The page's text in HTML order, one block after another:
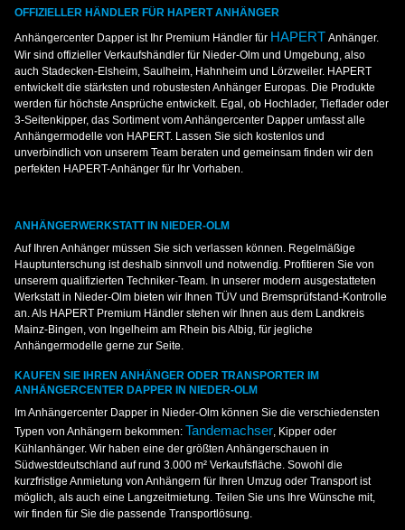
OFFIZIELLER HÄNDLER FÜR HAPERT ANHÄNGER
Anhängercenter Dapper ist Ihr Premium Händler für HAPERT Anhänger.
Wir sind offizieller Verkaufshändler für Nieder-Olm und Umgebung, also
auch Stadecken-Elsheim, Saulheim, Hahnheim und Lörzweiler. HAPERT
entwickelt die stärksten und robustesten Anhänger Europas. Die Produkte
werden für höchste Ansprüche entwickelt. Egal, ob Hochlader, Tieflader oder
3-Seitenkipper, das Sortiment vom Anhängercenter Dapper umfasst alle
Anhängermodelle von HAPERT. Lassen Sie sich kostenlos und
unverbindlich von unserem Team beraten und gemeinsam finden wir den
perfekten HAPERT-Anhänger für Ihr Vorhaben.
ANHÄNGERWERKSTATT IN NIEDER-OLM
Auf Ihren Anhänger müssen Sie sich verlassen können. Regelmäßige
Hauptunterschung ist deshalb sinnvoll und notwendig. Profitieren Sie von
unserem qualifizierten Techniker-Team. In unserer modern ausgestatteten
Werkstatt in Nieder-Olm bieten wir Ihnen TÜV und Bremsprüfstand-Kontrolle
an. Als HAPERT Premium Händler stehen wir Ihnen aus dem Landkreis
Mainz-Bingen, von Ingelheim am Rhein bis Albig, für jegliche
Anhängermodelle gerne zur Seite.
KAUFEN SIE IHREN ANHÄNGER ODER TRANSPORTER IM
ANHÄNGERCENTER DAPPER IN NIEDER-OLM
Im Anhängercenter Dapper in Nieder-Olm können Sie die verschiedensten
Typen von Anhängern bekommen: Tandemachser, Kipper oder
Kühlanhänger. Wir haben eine der größten Anhängerschauen in
Südwestdeutschland auf rund 3.000 m² Verkaufsfläche. Sowohl die
kurzfristige Anmietung von Anhängern für Ihren Umzug oder Transport ist
möglich, als auch eine Langzeitmietung. Teilen Sie uns Ihre Wünsche mit,
wir finden für Sie die passende Transportlösung.